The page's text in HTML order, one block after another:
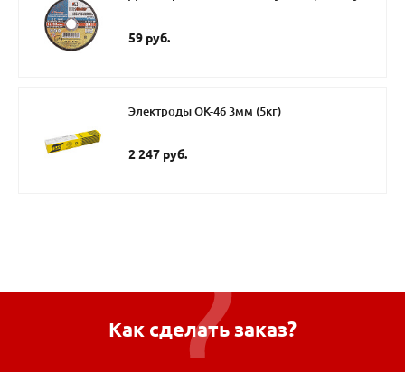
59 руб.
Электроды ОК-46 3мм (5кг)
2 247 руб.
Как сделать заказ?